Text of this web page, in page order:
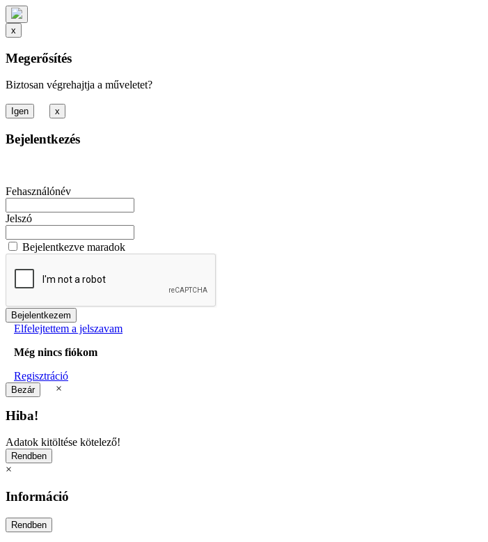
x
Megerősítés
Biztosan végrehajtja a műveletet?
x
Bejelentkezés
Fehasználónév
Jelszó
Bejelentkezve maradok
Elfelejtettem a jelszavam
Még nincs fiókom
Regisztráció
×
Hiba!
Adatok kitöltése kötelező!
×
Információ